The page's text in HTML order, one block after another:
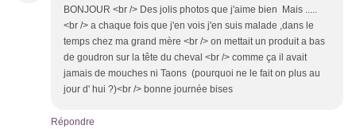
BONJOUR <br /> Des jolis photos que j'aime bien Mais .....
<br /> a chaque fois que j'en vois j'en suis malade ,dans le
temps chez ma grand mère <br /> on mettait un produit a bas
de goudron sur la tête du cheval <br /> comme ça il avait
jamais de mouches ni Taons (pourquoi ne le fait on plus au
jour d' hui ?)<br /> bonne journée bises
Répondre